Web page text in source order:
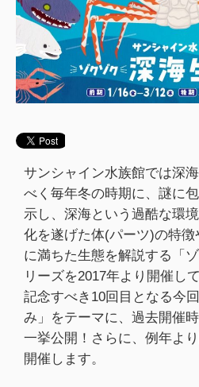
サンシャイン水族館では深
べく毎年冬の時期に、謎に
示し、深海という過酷な環
化を遂げた体(パーツ)の特
に満ちた生態を解説する「
リーズを2017年より開催し
記念すべき10回目となる今
み」をテーマに、過去開催
一挙公開！さらに、例年よ
開催します。